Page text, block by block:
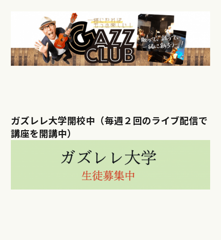
ガズレレ大学開校中（毎週２回のライブ配信で
講座を開講中）